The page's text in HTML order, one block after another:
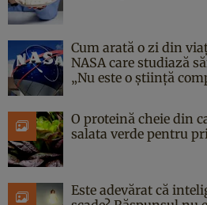
Cum arată o zi din
NASA care studiază
„Nu este o știință
O proteină cheie din
salata verde pentru
Este adevărat că